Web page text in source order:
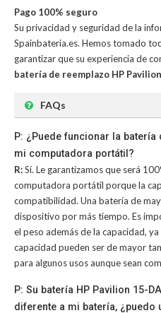
Pago 100% seguro
Su privacidad y seguridad de la
Spainbateria.es. Hemos tomado
garantizar que su experiencia de
batería de reemplazo HP
FAQs
P: ¿Puede funcionar la
mi computadora portátil?
R:Sí. Le garantizamos que será
computadora portátil porque la
compatibilidad. Una batería de
dispositivo por más tiempo. Es
el peso además de la capacidad,
capacidad pueden ser de mayor
para algunos usos aunque sean
P: Su batería HP Pavilion 15-
diferente a mi batería, ¿puedo